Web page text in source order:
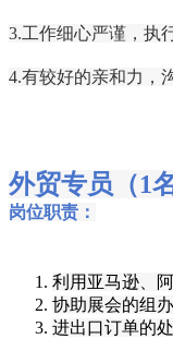
3.工作细心严谨，执
4.有较好的亲和力，
外贸专员（1名
岗位职责：
利用 亚马逊
协助展会的组办
进出口订单的